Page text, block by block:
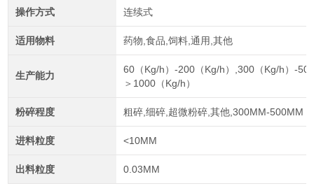
操作方式 连续式
适用物料 药物,食品,饲料,通用,其他
生产能力
60（Kg/h）-200（Kg/h）,300（Kg/h）-
＞1000（Kg/h）
粉碎程度 粗碎,细碎,超微粉碎,其他,300MM-500MM
进料粒度 <10MM
出料粒度 0.03MM